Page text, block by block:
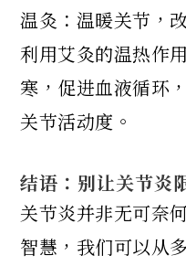
温灸：温暖关节，
利用艾灸的温热作
寒，促进血液循环
关节活动度。
结语：别让关节炎
关节炎并非无可奈
智慧，我们可以从